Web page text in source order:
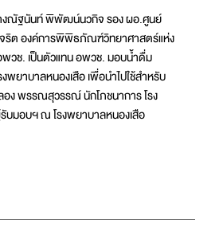
งณัฐนันท์ พิพัฒน์นวกิจ รอง ผอ.ศูนย์
ริต องค์การพิพิธภัณฑ์วิทยาศาสตร์แห่ง
วช. เป็นตัวแทน อพวช. มอบน้ำดื่ม
พยาบาลหนองเสือ เพื่อนำไปใช้สำหรับ
ง พรรณสุวรรณ์ นักโภชนาการ โรง
บมอบฯ ณ โรงพยาบาลหนองเสือ